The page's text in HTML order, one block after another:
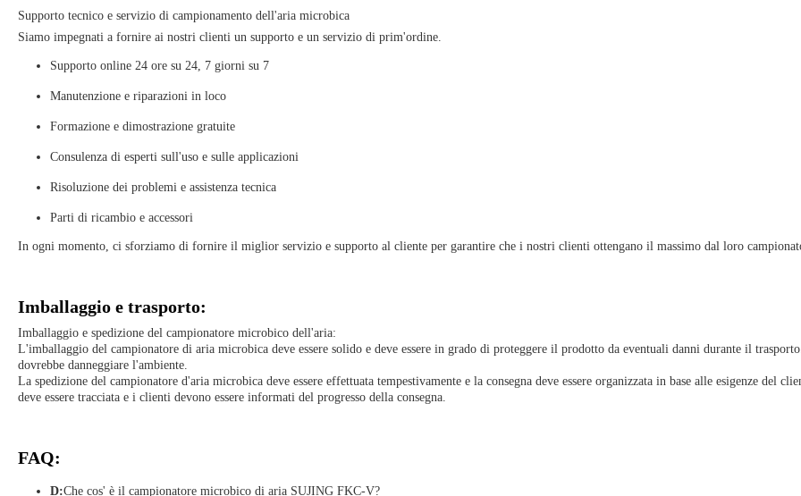
Supporto tecnico e servizio di campionamento dell'aria microbica
Siamo impegnati a fornire ai nostri clienti un supporto e un servizio di prim'ordine.
Supporto online 24 ore su 24, 7 giorni su 7
Manutenzione e riparazioni in loco
Formazione e dimostrazione gratuite
Consulenza di esperti sull'uso e sulle applicazioni
Risoluzione dei problemi e assistenza tecnica
Parti di ricambio e accessori
In ogni momento, ci sforziamo di fornire il miglior servizio e supporto al cliente per garantire che i nostri clienti ottengano il massimo dal loro
Imballaggio e trasporto:
Imballaggio e spedizione del campionatore microbico dell'aria:
L'imballaggio del campionatore di aria microbica deve essere solido e deve essere in grado di proteggere il prodotto da eventuali danni durante il
dovrebbe danneggiare l'ambiente.
La spedizione del campionatore d'aria microbica deve essere effettuata tempestivamente e la consegna deve essere organizzata in base alle esigenze del
deve essere tracciata e i clienti devono essere informati del progresso della consegna.
FAQ:
D:Che cos' è il campionatore microbico di aria SUJING FKC-V?